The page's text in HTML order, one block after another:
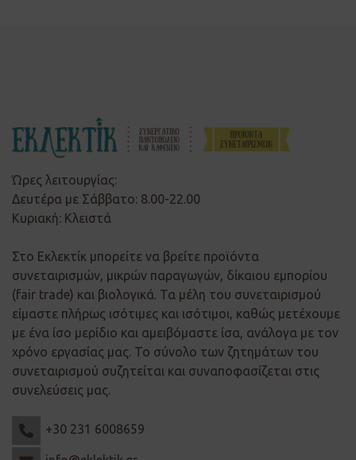
Ώρες λειτουργίας:
Δευτέρα με Σάββατο: 8.00-22.00
Κυριακή: Κλειστά
Στο Εκλεκτίκ μπορείτε να βρείτε προϊόντα
συνεταιρισμών, μικρών παραγωγών, δίκαιου εμπορίου
(fair trade) και βιολογικά. Τα μέλη του συνεταιρισμού
είμαστε πλήρως ισότιμες και ισότιμοι, καθώς μετέχουμε
με ένα ίσο μερίδιο και αμειβόμαστε ίσα, ανάλογα με τον
χρόνο εργασίας μας. Το σύνολο των ζητημάτων του
συνεταιρισμού συζητείται και συναποφασίζεται στις
συνελεύσεις μας.
+30 231 6008659